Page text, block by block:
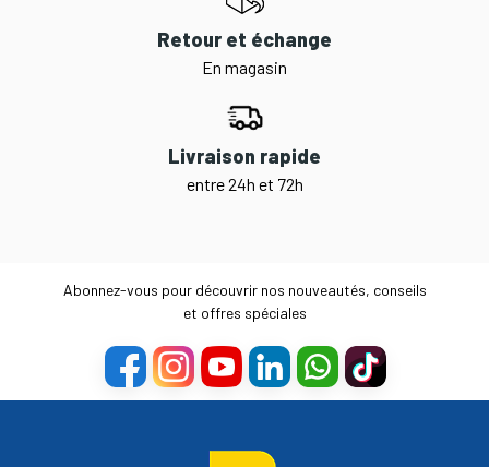
Retour et échange
En magasin
Livraison rapide
entre 24h et 72h
Abonnez-vous pour découvrir nos nouveautés, conseils
et offres spéciales